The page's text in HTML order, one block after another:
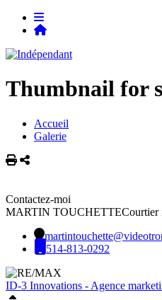
Thumbnail for
Accueil
Galerie
Imprimer
Partager
Contactez-moi
MARTIN TOUCHETTECourtier
514-813-0292
ID-3 Innovations - Agence